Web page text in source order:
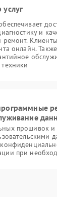
и
онлайн. Также
прошивок и
при